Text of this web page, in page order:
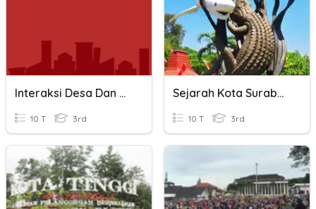
Interaksi Desa Dan Kota
10 T 3rd
Sejarah Kota Surabaya
10 T 3rd